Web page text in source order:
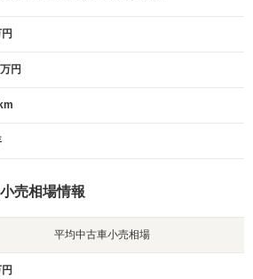
円
売相場情報
平均中古車小売相場